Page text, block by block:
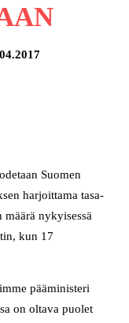
Suomen
harjoittama tasa-
nykyisessä
kun 17
pääministeri
on oltava puolet